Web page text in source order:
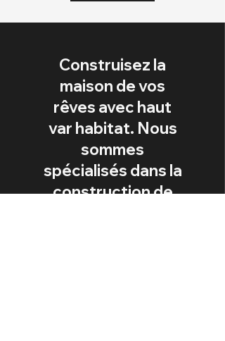
Construisez la
maison de vos
rêves avec haut
var habitat. Nous
sommes
spécialisés dans la
construction de